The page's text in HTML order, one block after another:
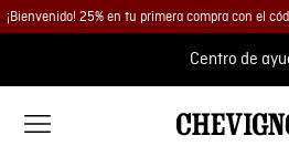
¡Bienvenido! 25% en tu primera compra con el
Centro de